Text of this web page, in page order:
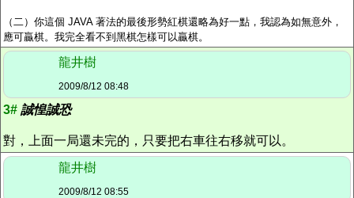
（二）你這個 JAVA 著法的最後形勢紅棋還略為好一點，我認為如無意外，
應可贏棋。我完全看不到黑棋怎樣可以贏棋。
龍井樹
2009/8/12 08:48
3# 誠惶誠恐
對，上面一局還未完的，只要把右車往右移就可以。
龍井樹
2009/8/12 08:55